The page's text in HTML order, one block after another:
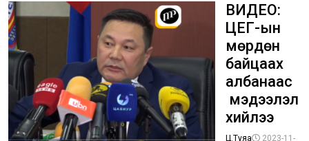
ВИДЕО:
ЦЕГ-ын
мөрдөн
байцаах
албанаас
мэдээлэл
хийлээ
Ц.Туяа
2023-11-